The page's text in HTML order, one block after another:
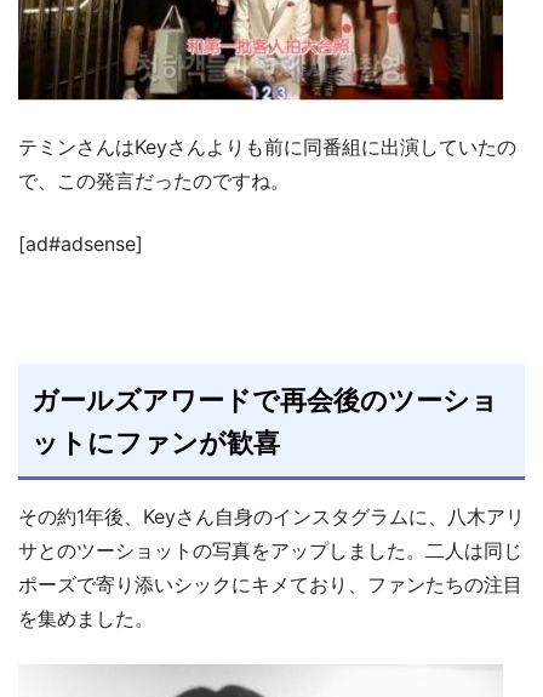
テミンさんはKeyさんよりも前に同番組に出演していたの
で、この発言だったのですね。
[ad#adsense]
ガールズアワードで再会後のツーショ
ットにファンが歓喜
その約1年後、Keyさん自身のインスタグラムに、八木アリ
サとのツーショットの写真をアップしました。二人は同じ
ポーズで寄り添いシックにキメており、ファンたちの注目
を集めました。